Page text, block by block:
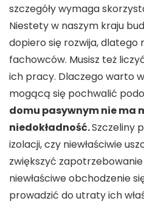
szczegóły wymaga
Niestety w naszym kraju
dopiero się rozwija, dlatego
fachowców. Musisz też
ich pracy. Dlaczego warto
mogącą się pochwalić
domu pasywnym nie ma
niedokładność.Szczeliny
izolacji, czy niewłaściwie
zwiększyć
niewłaściwe obchodzenie
prowadzić do utraty ich